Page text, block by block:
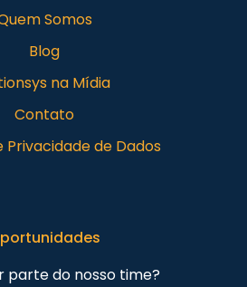
Somos
Blog
na Mídia
Contato
Privacidade de Dados
parte do nosso time?